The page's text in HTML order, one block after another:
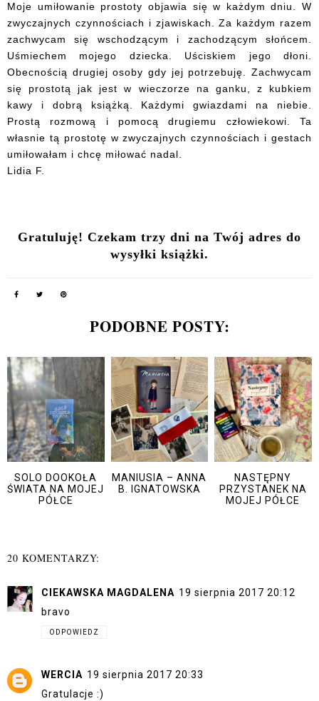
Moje umiłowanie prostoty objawia się w każdym dniu. W
zwyczajnych czynnościach i zjawiskach. Za każdym razem
zachwycam się wschodzącym i zachodzącym słońcem.
Uśmiechem mojego dziecka. Uściskiem jego dłoni.
Obecnością drugiej osoby gdy jej potrzebuję. Zachwycam
się prostotą jak jest w wieczorze na ganku, z kubkiem
kawy i dobrą książką. Każdymi gwiazdami na niebie.
Prostą rozmową i pomocą drugiemu człowiekowi. Ta
własnie tą prostotę w zwyczajnych czynnościach i gestach
umiłowałam i chcę miłować nadal.
Lidia F.
Gratuluję! Czekam trzy dni na Twój adres do
wysyłki książki.
PODOBNE POSTY:
SOLO DOOKOŁA
ŚWIATA NA MOJEJ
PÓŁCE
MANIUSIA – ANNA
B. IGNATOWSKA
NASTĘPNY
PRZYSTANEK NA
MOJEJ PÓŁCE
20 KOMENTARZY:
CIEKAWSKA MAGDALENA 19 sierpnia 2017 20:12
bravo
ODPOWIEDZ
WERCIA 19 sierpnia 2017 20:33
Gratulacje :)